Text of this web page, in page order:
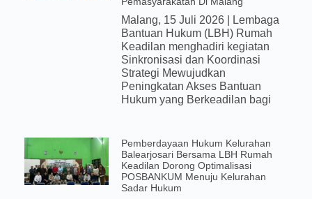
Malang, 15 Juli 2026 | Lembaga
Bantuan Hukum (LBH) Rumah
Keadilan menghadiri kegiatan
Sinkronisasi dan Koordinasi
Strategi Mewujudkan
Peningkatan Akses Bantuan
Hukum yang Berkeadilan bagi
Pemberdayaan Hukum Kelurahan
Balearjosari Bersama LBH Rumah
Keadilan Dorong Optimalisasi
POSBANKUM Menuju Kelurahan
Sadar Hukum